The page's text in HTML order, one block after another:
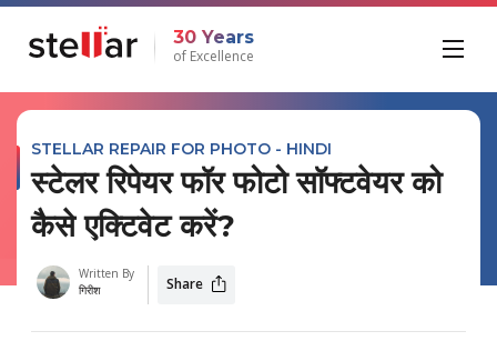
30 Years
of Excellence
STELLAR REPAIR FOR PHOTO - HINDI
स्टेलर रिपेयर फॉर फोटो सॉफ्टवेयर को
कैसे एक्टिवेट करें?
Written By
गिरीश
Share